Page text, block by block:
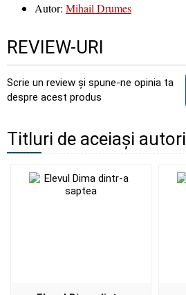
Autor: Mihail Drumes
REVIEW-URI
Scrie un review și spune-ne opinia ta
despre acest produs
Titluri de aceiași autori